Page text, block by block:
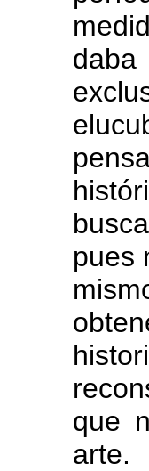
pues
que
arte.